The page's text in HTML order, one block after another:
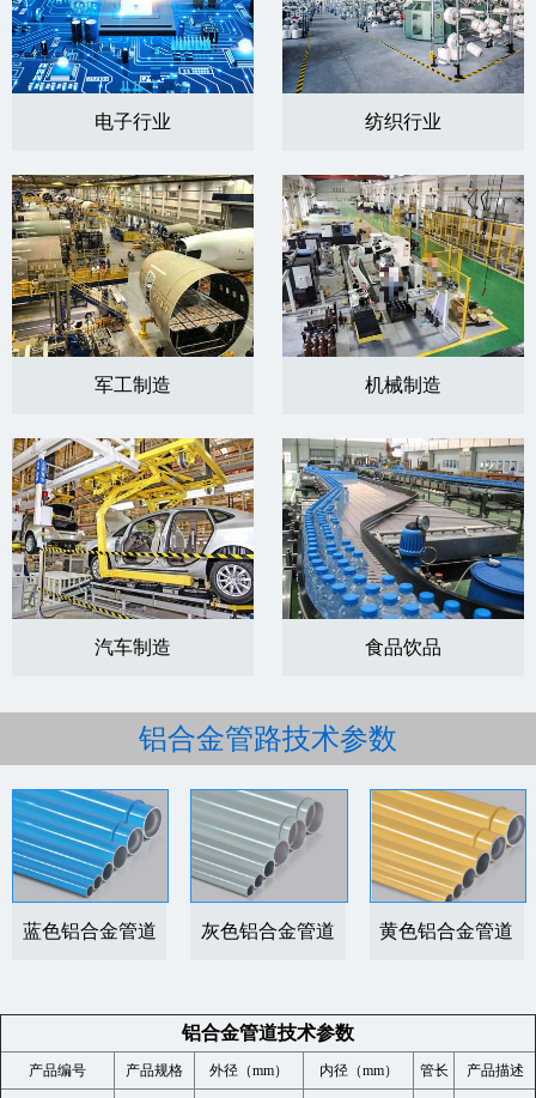
电子行业 纺织行业
军工制造 机械制造
汽车制造 食品饮品
铝合金管路技术参数
蓝色铝合金管道 灰色铝合金管道 黄色铝合金管道
铝合金管道技术参数
产品编号 产品规格 外径（mm） 内径（mm） 管长 产品描述